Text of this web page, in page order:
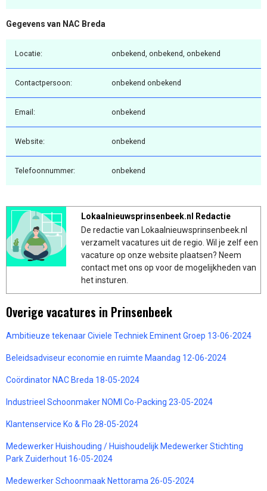
Gegevens van NAC Breda
Locatie: onbekend, onbekend, onbekend
Contactpersoon: onbekend onbekend
Email: onbekend
Website: onbekend
Telefoonnummer: onbekend
Lokaalnieuwsprinsenbeek.nl Redactie
De redactie van Lokaalnieuwsprinsenbeek.nl
verzamelt vacatures uit de regio. Wil je zelf een
vacature op onze website plaatsen? Neem
contact met ons op voor de mogelijkheden van
het insturen.
Overige vacatures in Prinsenbeek
Ambitieuze tekenaar Civiele Techniek Eminent Groep 13-06-2024
Beleidsadviseur economie en ruimte Maandag 12-06-2024
Coördinator NAC Breda 18-05-2024
Industrieel Schoonmaker NOMI Co-Packing 23-05-2024
Klantenservice Ko & Flo 28-05-2024
Medewerker Huishouding / Huishoudelijk Medewerker Stichting
Park Zuiderhout 16-05-2024
Medewerker Schoonmaak Nettorama 26-05-2024